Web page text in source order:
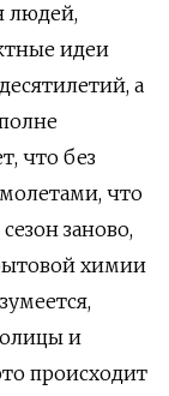
людей,‌
идеи
а
что без
что
заново,‌
химии
и
происходит